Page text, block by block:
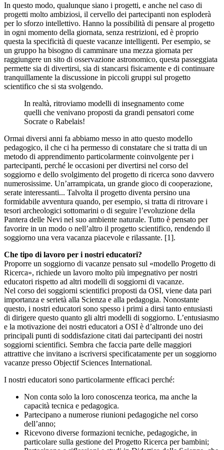
In questo modo, qualunque siano i progetti, e anche nel caso di
progetti molto ambiziosi, il cervello dei partecipanti non esploderà
per lo sforzo intellettivo. Hanno la possibilità di pensare al progetto
in ogni momento della giornata, senza restrizioni, ed è proprio
questa la specificità di queste vacanze intelligenti. Per esempio, se
un gruppo ha bisogno di camminare una mezza giornata per
raggiungere un sito di osservazione astronomico, questa passeggiata
permette sia di divertirsi, sia di stancarsi fisicamente e di continuare
tranquillamente la discussione in piccoli gruppi sul progetto
scientifico che si sta svolgendo.
In realtà, ritroviamo modelli di insegnamento come
quelli che venivano proposti da grandi pensatori come
Socrate o Rabelais!
Ormai diversi anni fa abbiamo messo in atto questo modello
pedagogico, il che ci ha permesso di constatare che si tratta di un
metodo di apprendimento particolarmente coinvolgente per i
partecipanti, perché le occasioni per divertirsi nel corso del
soggiorno e dello svolgimento del progetto di ricerca sono davvero
numerosissime. Un’arrampicata, un grande gioco di cooperazione,
serate interessanti... Talvolta il progetto diventa persino una
formidabile avventura quando, per esempio, si tratta di ritrovare i
tesori archeologici sottomarini o di seguire l’evoluzione della
Pantera delle Nevi nel suo ambiente naturale. Tutto è pensato per
favorire in un modo o nell’altro il progetto scientifico, rendendo il
soggiorno una vera vacanza piacevole e rilassante. [1].
Che tipo di lavoro per i nostri educatori?
Proporre un soggiorno di vacanze pensato sul «modello Progetto di
Ricerca», richiede un lavoro molto più impegnativo per nostri
educatori rispetto ad altri modelli di soggiorni di vacanze.
Nel corso dei soggiorni scientifici proposti da OSI, viene data pari
importanza e serietà alla Scienza e alla pedagogia. Nonostante
questo, i nostri educatori sono spesso i primi a dirsi tanto entusiasti
di dirigere questo quanto gli altri modelli di soggiorno. L’entusiasmo
e la motivazione dei nostri educatori a OSI è d’altronde uno dei
principali punti di soddisfazione citati dai partecipanti dei nostri
soggiorni scientifici. Sembra che faccia parte delle maggiori
attrattive che invitano a iscriversi specificatamente per un soggiorno
vacanze presso Objectif Sciences International.
I nostri educatori sono particolarmente efficaci perché:
Non conta solo la loro conoscenza teorica, ma anche la
capacità tecnica e pedagogica.
Partecipano a numerose riunioni pedagogiche nel corso
dell’anno;
Ricevono diverse formazioni tecniche, pedagogiche, in
particolare sulla gestione del Progetto Ricerca per bambini;